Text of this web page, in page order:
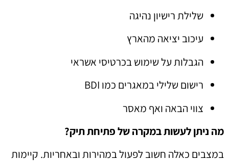
שלילת רישיון נהיגה
עיכוב יציאה מהארץ
הגבלות על שימוש בכרטיסי אשראי
רישום שלילי במאגרים כמו BDI
צווי הבאה ואף מאסר
מה ניתן לעשות במקרה של פתיחת תיק?
במצבים כאלה חשוב לפעול במהירות ובאחריות. קיימות